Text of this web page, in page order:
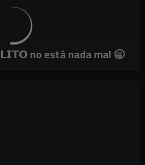
no está nada mal 🥱